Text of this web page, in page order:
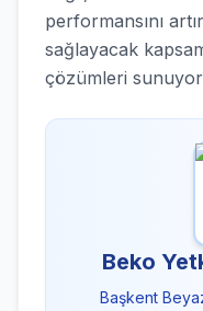
performansını
sağlayacak
çözümleri
Beko
Başkent